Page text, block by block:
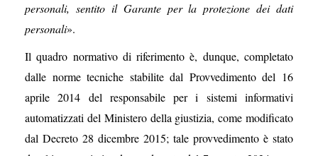
personali, sentito il Garante per la protezione dei dati
personali».
Il quadro normativo di riferimento è, dunque, completato
dalle norme tecniche stabilite dal Provvedimento del 16
aprile 2014 del responsabile per i sistemi informativi
automatizzati del Ministero della giustizia, come modificato
dal Decreto 28 dicembre 2015; tale provvedimento è stato